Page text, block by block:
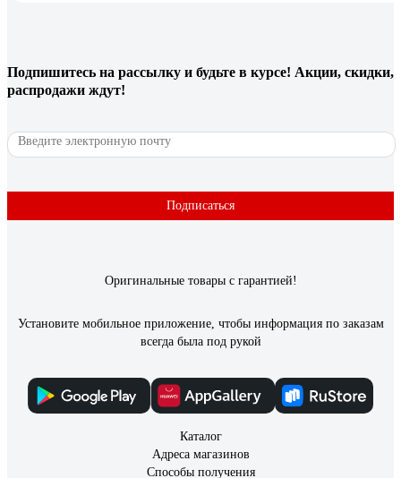
Подпишитесь на рассылку и будьте в курсе! Акции, скидки,
распродажи ждут!
Подписаться
Оригинальные товары с гарантией!
Установите мобильное приложение, чтобы информация по заказам
всегда была под рукой
Каталог
Адреса магазинов
Способы получения